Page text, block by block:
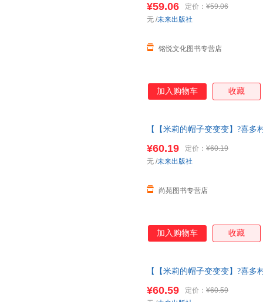
罗斯
¥59.06 定价： ¥59.06
铭悦文化图书专营店
无 /未来出版社
加入购物车 收藏
【【米莉的帽子变变变】?喜多
退换货【让您无忧购物】
¥60.19 定价： ¥60.19
尚苑图书专营店
无 /未来出版社
加入购物车 收藏
【【米莉的帽子变变变】?喜多
变】?喜多村惠
¥60.59 定价： ¥60.59